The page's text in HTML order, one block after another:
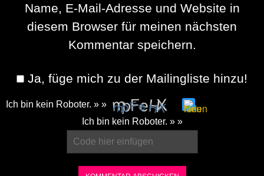
Name, E-Mail-Adresse und Website in
diesem Browser für meinen nächsten
Kommentar speichern.
Ja, füge mich zu der Mailingliste hinzu!
Ich bin kein Roboter. » »
Ich bin kein Roboter. » »